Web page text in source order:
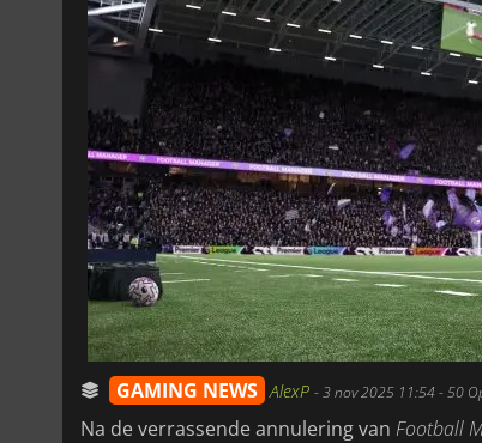
GAMING NEWS AlexP -3 nov 2025 11:54- 50
Na de verrassende annulering van Football